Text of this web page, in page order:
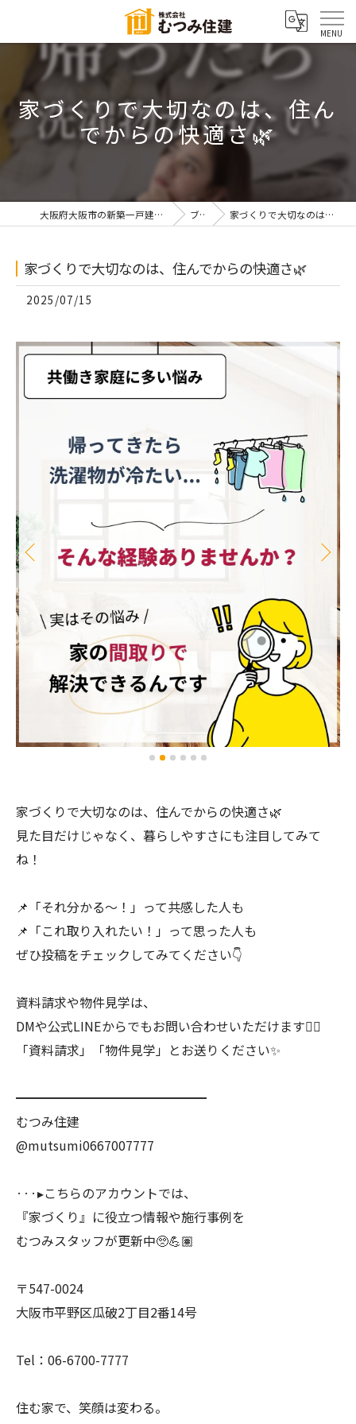
家づくりで大切なのは、住ん
でからの快適さ🌿
大阪府大阪市の新築一戸建てなら株式会社むつみ住建 ブログ 家づくりで大切なのは、住んでからの快適さ🌿
家づくりで大切なのは、住んでからの快適さ🌿
2025/07/15
家づくりで大切なのは、住んでからの快適さ🌿
見た目だけじゃなく、暮らしやすさにも注目してみて
ね！
📌「それ分かる〜！」って共感した人も
📌「これ取り入れたい！」って思った人も
ぜひ投稿をチェックしてみてください👇
資料請求や物件見学は、
DMや公式LINEからでもお問い合わせいただけます💁‍♀️
「資料請求」「物件見学」とお送りください✨
━━━━━━━━━━━━━━━
むつみ住建
@mutsumi0667007777
···▸こちらのアカウントでは、
『家づくり』に役立つ情報や施行事例を
むつみスタッフが更新中🥺💪🏽
〒547-0024
大阪市平野区瓜破2丁目2番14号
Tel：06-6700-7777
住む家で、笑顔は変わる。